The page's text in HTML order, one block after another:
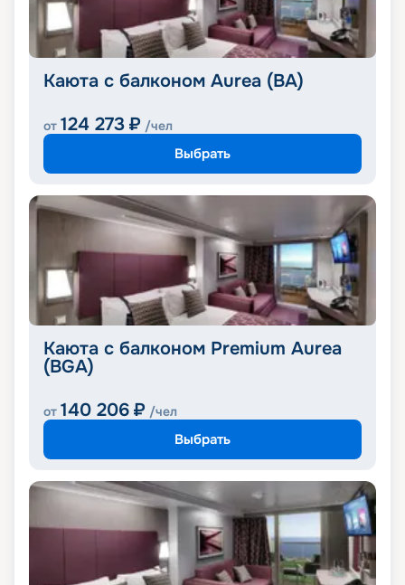
Каюта с балконом Aurea (BA)
от 124 273 ₽ /чел
Выбрать
Каюта с балконом Premium Aurea
(BGA)
от 140 206 ₽ /чел
Выбрать